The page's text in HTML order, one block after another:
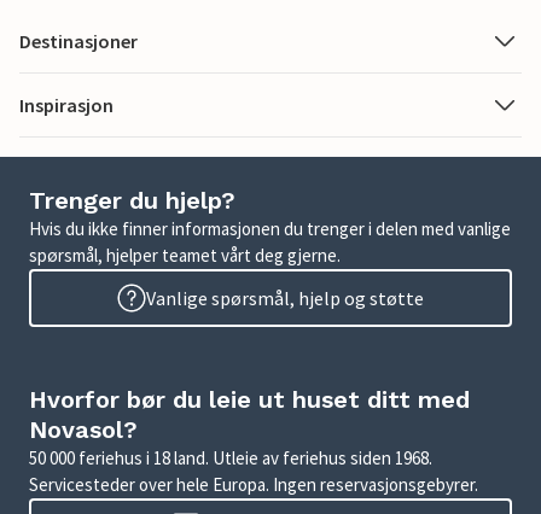
Destinasjoner
Inspirasjon
Trenger du hjelp?
Hvis du ikke finner informasjonen du trenger i delen med vanlige
spørsmål, hjelper teamet vårt deg gjerne.
Vanlige spørsmål, hjelp og støtte
Hvorfor bør du leie ut huset ditt med
Novasol?
50 000 feriehus i 18 land. Utleie av feriehus siden 1968.
Servicesteder over hele Europa. Ingen reservasjonsgebyrer.